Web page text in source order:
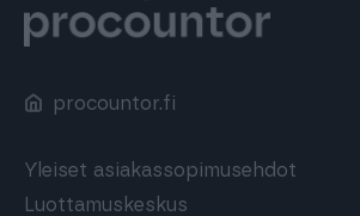
procountor.fi
Yleiset asiakassopimusehdot
Luottamuskeskus